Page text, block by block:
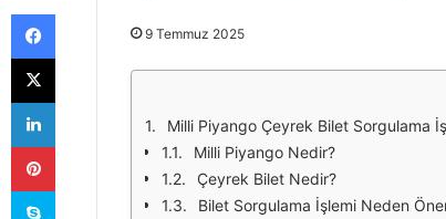
9 Temmuz 2025
Milli Piyango Çeyrek Bilet Sorgulama
Milli Piyango Nedir?
Çeyrek Bilet Nedir?
Bilet Sorgulama İşlemi Neden
Facebook
X
LinkedIn
Pinterest
Skype